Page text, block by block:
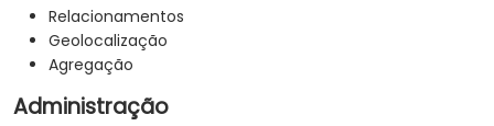
Relacionamentos
Geolocalização
Agregação
Administração